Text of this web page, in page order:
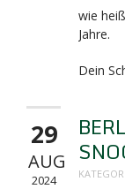
wie
Jahre.
Dein
29
AUG
2024